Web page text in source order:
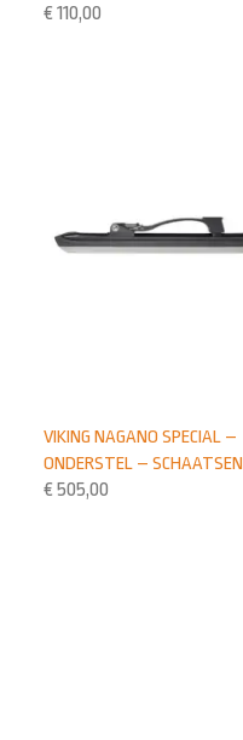
€ 110,00
VIKING NAGANO SPECIAL –
ONDERSTEL – SCHAATSEN
€ 505,00